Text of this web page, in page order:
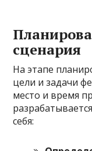
сценария
На этапе
цели и задачи
место и время
себя: